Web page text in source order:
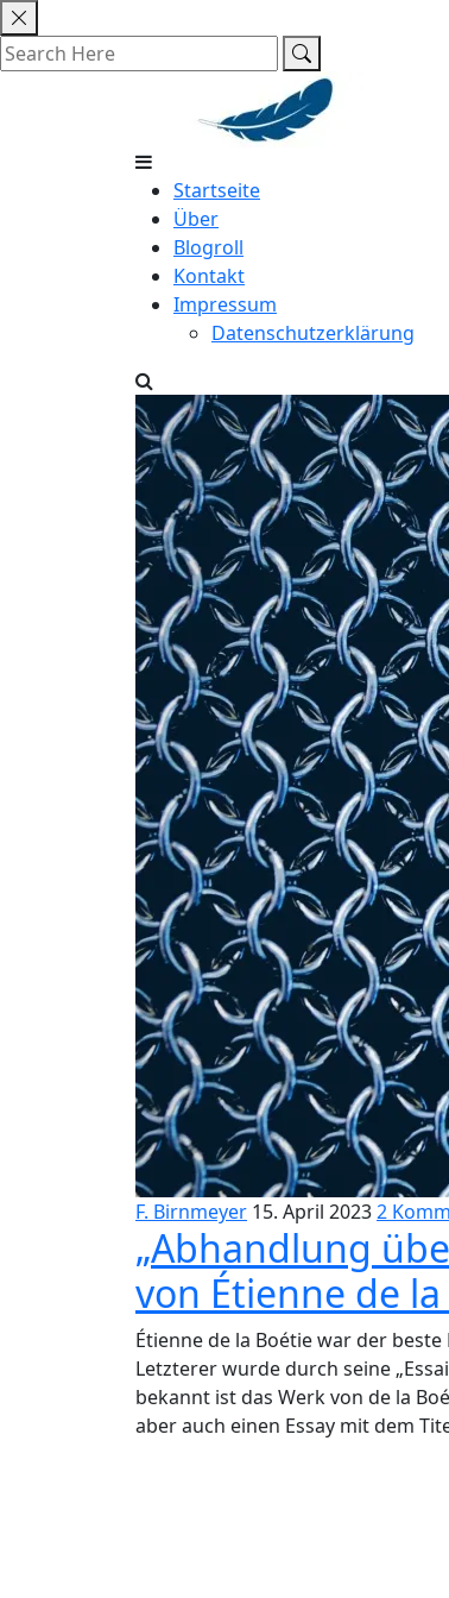
Skip
to
content
Startseite
Über
Blogroll
Kontakt
Impressum
Datenschutzerklärung
F. Birnmeyer 15. April 20232
„Abhandlung
von Étienne de
Étienne de la Boétie war der
Letzterer wurde durch seine
bekannt ist das Werk von de la
aber auch einen Essay mit dem